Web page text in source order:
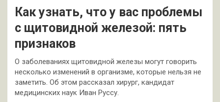
Как узнать, что у вас проблемы
с щитовидной железой: пять
признаков
О заболеваниях щитовидной железы могут говорить
несколько изменений в организме, которые нельзя не
заметить. Об этом рассказал хирург, кандидат
медицинских наук Иван Руссу.